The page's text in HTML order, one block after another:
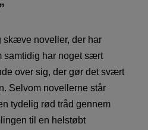
skæve noveller, der har
samtidig har noget sært
over sig, der gør det svært
Selvom novellerne står
tydelig rød tråd gennem
til en helstøbt